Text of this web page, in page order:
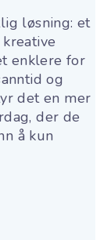
løsning: et
enklere for
og
det en mer
der de
å kun